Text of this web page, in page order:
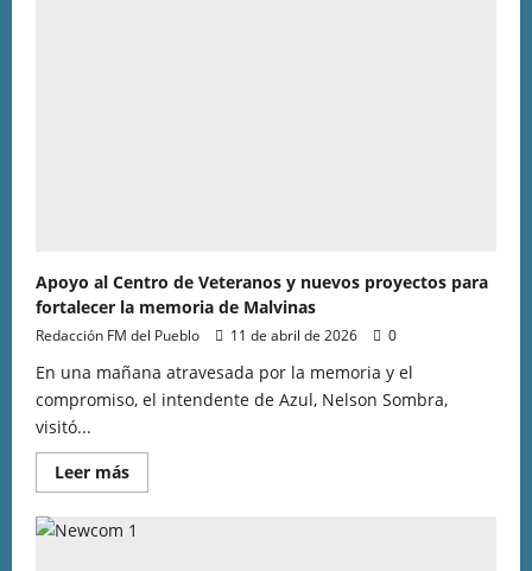
Apoyo al Centro de Veteranos y nuevos proyectos para
fortalecer la memoria de Malvinas
Redacción FM del Pueblo 11 de abril de 2026 0
En una mañana atravesada por la memoria y el
compromiso, el intendente de Azul, Nelson Sombra,
visitó...
Leer más